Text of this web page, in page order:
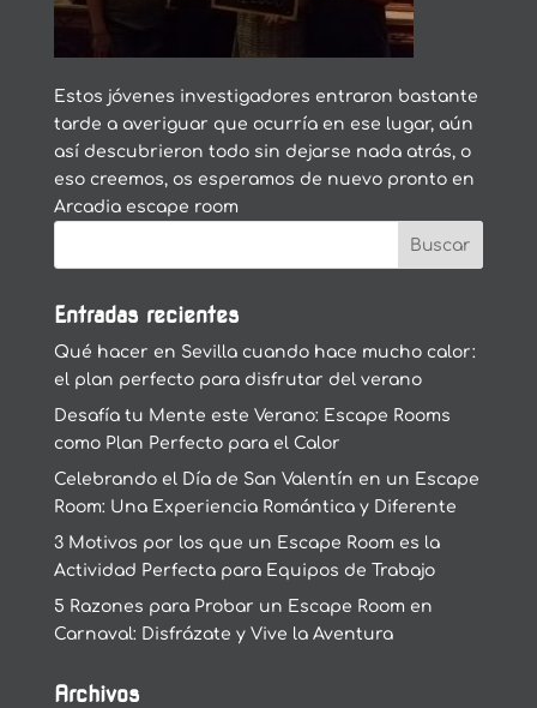
Estos jóvenes investigadores entraron bastante
tarde a averiguar que ocurría en ese lugar, aún
así descubrieron todo sin dejarse nada atrás, o
eso creemos, os esperamos de nuevo pronto en
Arcadia escape room
Entradas recientes
Qué hacer en Sevilla cuando hace mucho calor:
el plan perfecto para disfrutar del verano
Desafía tu Mente este Verano: Escape Rooms
como Plan Perfecto para el Calor
Celebrando el Día de San Valentín en un Escape
Room: Una Experiencia Romántica y Diferente
3 Motivos por los que un Escape Room es la
Actividad Perfecta para Equipos de Trabajo
5 Razones para Probar un Escape Room en
Carnaval: Disfrázate y Vive la Aventura
Archivos